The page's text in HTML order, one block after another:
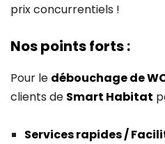
prix concurrentiels !
Nos points forts :
Pour le débouchage de
clients de Smart Habitat
Services rapides /